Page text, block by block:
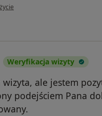
Patryk
Weryfikacja wizyty
wizyta, ale jestem
podejściem Pana